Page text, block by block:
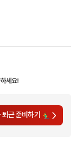
세요!
퇴근 준비하기